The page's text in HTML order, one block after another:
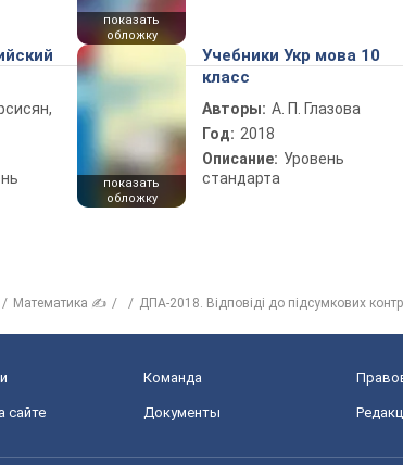
показать
обложку
показать
обложку
Учебники Укр мова 10
класс
Авторы: А. П. Глазова
Год: 2018
Описание: Уровень
стандарта
Математика ✍ ДПА-2018. Відповіді до підсумкових
Команда
сайте Документы